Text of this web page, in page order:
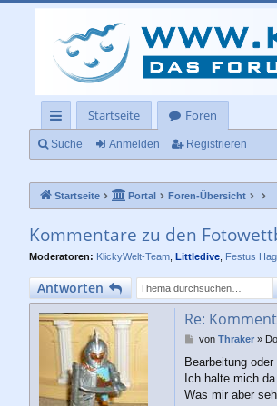
ch
llz
rif
f
Startseite
Foren
Suche Anmelden Registrieren
Startseite Portal Foren-Übersicht
Kommentare zu den
Moderatoren: KlickyWelt-Team Littledive Festus
Antworten
Re:
B
i
t
r
von Thraker»
Bearbeitung
Ich halte mich
Was mir aber